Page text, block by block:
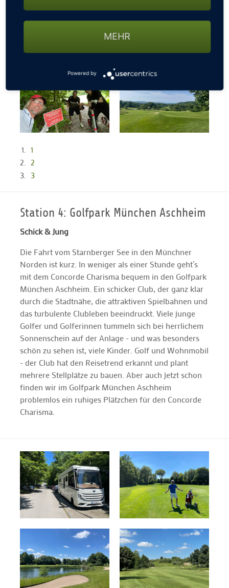
1
2
3
Station 4: Golfpark München Aschheim
Schick & Jung
Die Fahrt vom Starnberger See in den Münchner
Norden ist kurz. In weniger als einer Stunde geht’s
mit dem Concorde Charisma bequem in den Golfpark
München Aschheim. Ein schicker Club, der ganz klar
durch die Stadtnähe, die attraktiven Spielbahnen und
das turbulente Clubleben beeindruckt. Viele junge
Golfer und Golferinnen tummeln sich bei herrlichem
Sonnenschein auf der Anlage - und was besonders
schön zu sehen ist, viele Kinder. Golf und Wohnmobil
- der Club hat den Reisetrend erkannt und plant
mehrere Stellplätze zu bauen. Aber auch jetzt schon
finden wir im Golfpark München Aschheim
problemlos ein ruhiges Plätzchen für den Concorde
Charisma.
MEHR
Powered by